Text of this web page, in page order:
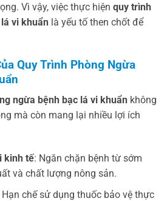
Vì vậy, việc thực hiện quy trình
vi khuẩn là yếu tố then chốt để
Quy Trình Phòng Ngừa
ngừa bệnh bạc lá vi khuẩn không
mà còn mang lại nhiều lợi ích
kinh tế: Ngăn chặn bệnh từ sớm
và chất lượng nông sản.
Hạn chế sử dụng thuốc bảo vệ thực